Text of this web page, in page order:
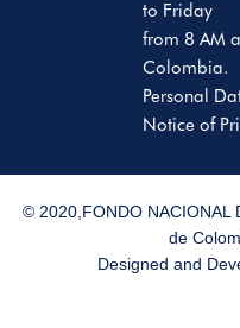
to Friday
from 8 AM
Colombia.
Personal
Notice of
© 2020,FONDO NACIONAL
de
Designed and